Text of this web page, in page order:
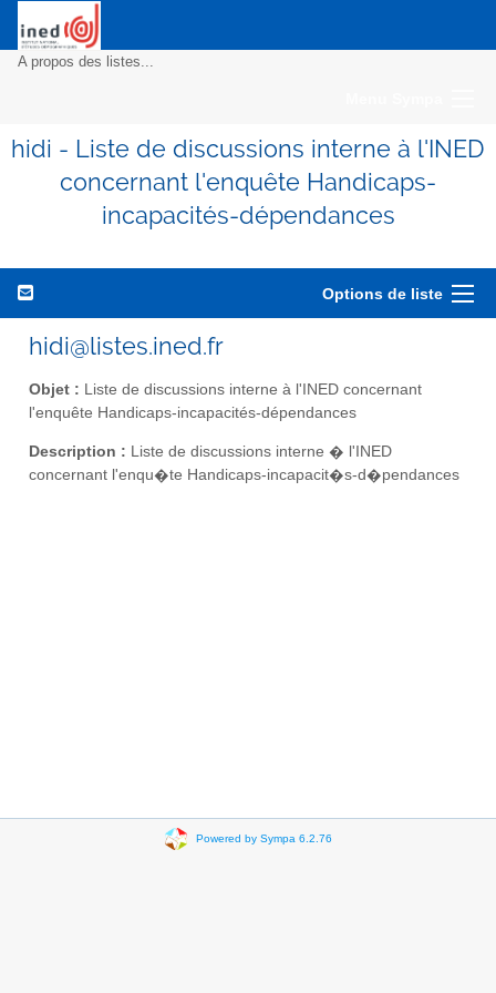
A propos des listes...
hidi - Liste de discussions interne à l'INED
concernant l'enquête Handicaps-
incapacités-dépendances
Options de liste
hidi@listes.ined.fr
Objet : Liste de discussions interne à l'INED concernant
l'enquête Handicaps-incapacités-dépendances
Description : Liste de discussions interne � l'INED
concernant l'enqu�te Handicaps-incapacit�s-d�pendances
Powered by Sympa 6.2.76